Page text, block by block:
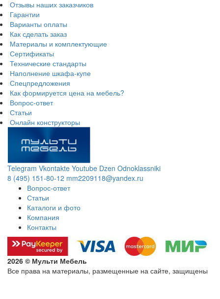
Отзывы наших заказчиков
Гарантии
Варианты оплаты
Как сделать заказ
Материалы и комплектующие
Сертификаты
Технические стандарты
Наполнение шкафа-купе
Спецпредложения
Как формируется цена на мебель?
Вопрос-ответ
Статьи
Онлайн конструкторы
Telegram Vkontakte Youtube Dzen Odnoklassniki
8 (495) 151-80-12 mm2209118@yandex.ru
Вопрос-ответ
Статьи
Каталоги и фото
Компания
Контакты
2026 © Мульти Мебель
Все права на материалы, размещенные на сайте, защищены